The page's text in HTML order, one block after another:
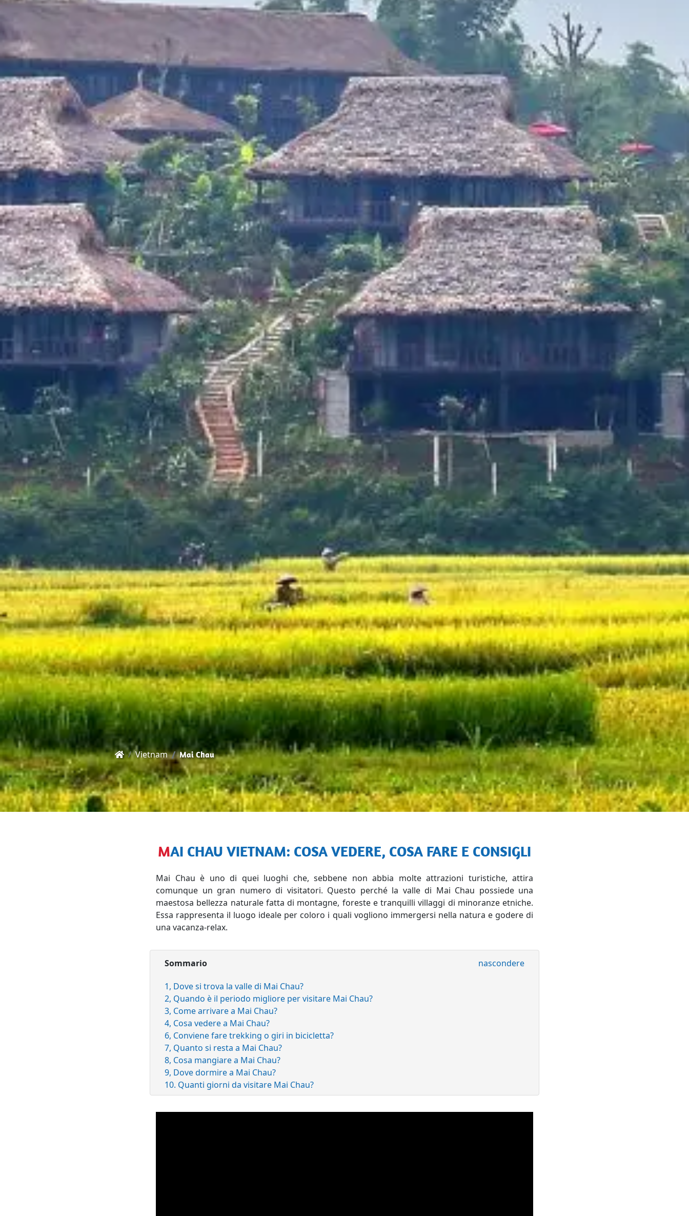
Vietnam Mai Chau
MAI CHAU VIETNAM: COSA VEDERE, COSA FARE E CONSIGLI
Mai Chau è uno di quei luoghi che, sebbene non abbia molte attrazioni turistiche, attira
comunque un gran numero di visitatori. Questo perché la valle di Mai Chau possiede una
maestosa bellezza naturale fatta di montagne, foreste e tranquilli villaggi di minoranze etniche.
Essa rappresenta il luogo ideale per coloro i quali vogliono immergersi nella natura e godere di
una vacanza-relax.
Sommario nascondere
1, Dove si trova la valle di Mai Chau?
2, Quando è il periodo migliore per visitare Mai Chau?
3, Come arrivare a Mai Chau?
4, Cosa vedere a Mai Chau?
6, Conviene fare trekking o giri in bicicletta?
7, Quanto si resta a Mai Chau?
8, Cosa mangiare a Mai Chau?
9, Dove dormire a Mai Chau?
10. Quanti giorni da visitare Mai Chau?